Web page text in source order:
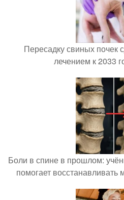
Пересадку свиных почек
лечением к 2033
Боли в спине в прошлом:
помогает